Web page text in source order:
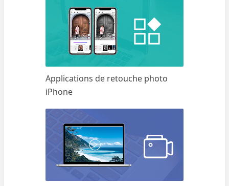
Applications de retouche photo
iPhone